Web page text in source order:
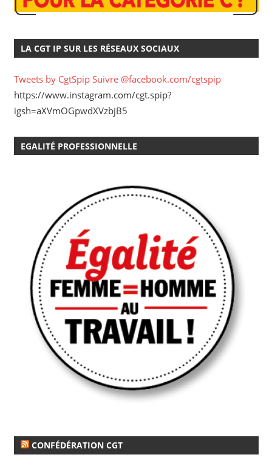
LA CGT IP SUR LES RÉSEAUX SOCIAUX
Tweets by CgtSpip Suivre @facebook.com/cgtspip
https://www.instagram.com/cgt.spip?
igsh=aXVmOGpwdXVzbjB5
EGALITÉ PROFESSIONNELLE
CONFÉDÉRATION CGT